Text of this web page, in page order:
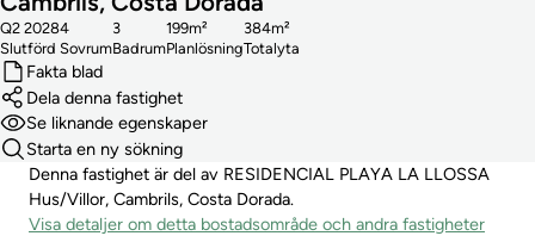
Slutförd
Q2 2028
Sovrum
4
Badrum
3
Planlösning
199m²
Totalyta
384m²
Fakta blad
Dela denna fastighet
Se liknande egenskaper
Starta en ny sökning
Denna fastighet är del av RESIDENCIAL PLAYA LA LLOSSA
Hus/Villor, Cambrils, Costa Dorada.
Visa detaljer om detta bostadsområde och andra fastigheter